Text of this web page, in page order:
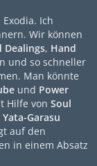
Ich
Wir können
Dealings, Hand
und so schneller
Man könnte
und Power
Hilfe von Soul
Yata-Garasu
auf den
in einem Absatz